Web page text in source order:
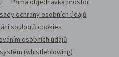
Přímá objednávka prostor
ochrany osobních údajů
souborů cookies
osobních údajů
(whistleblowing)